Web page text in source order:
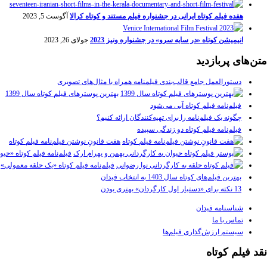
هفده فیلم کوتاه ایرانی در جشنواره فیلم مستند و کوتاه کرالا آگوست 5, 2023
انیمیشن کوتاه «در سایه سرو» در جشنواره ونیز 2023 جولای 26, 2023
متن‌های پربازدید
دستورالعمل جامع قالب‌بندی فیلمنامه همراه با مثال‌های تصویری
بهترین پوسترهای فیلم کوتاه سال 1399
فیلم‌نامه فیلم کوتاه آبی می‌شود
چگونه یک فیلم‌نامه را برای تهیه‌کنندگان ارائه کنیم؟
فیلم‌نامه فیلم کوتاه دو زندگی سپیده
هفت قانونِ نوشتن فیلم‌نامه فیلم کوتاه
فیلم‌نامه فیلم کوتاه
فیلم‌نامه فیلم کوتاه «یک حلقه معمولی»
بهترین فیلم‌های کوتاه سال 1403 به انتخاب فیدان
13 نکته برای «دستیار اول کارگردان» بهتری بودن
شناسنامه فیدان
تماس با ما
سیستم ارزش‌گذاری فیلم‌ها
نقد فیلم کوتاه